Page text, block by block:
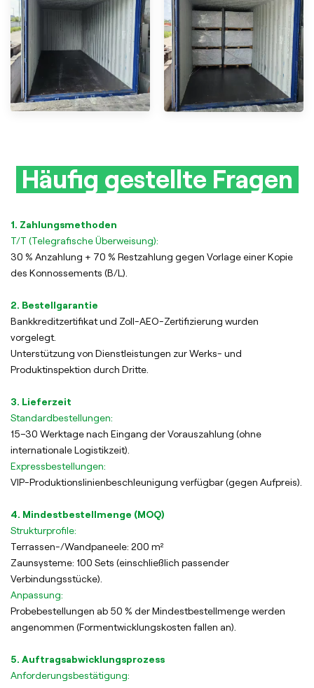
Häufig gestellte Fragen
1. Zahlungsmethoden
T/T (Telegrafische Überweisung):
30 % Anzahlung + 70 % Restzahlung gegen Vorlage einer Kopie
des Konnossements (B/L).
2. Bestellgarantie
Bankkreditzertifikat und Zoll-AEO-Zertifizierung wurden
vorgelegt.
Unterstützung von Dienstleistungen zur Werks- und
Produktinspektion durch Dritte.
3. Lieferzeit
Standardbestellungen:
15–30 Werktage nach Eingang der Vorauszahlung (ohne
internationale Logistikzeit).
Expressbestellungen:
VIP-Produktionslinienbeschleunigung verfügbar (gegen Aufpreis).
4. Mindestbestellmenge (MOQ)
Strukturprofile:
Terrassen-/Wandpaneele: 200 m²
Zaunsysteme: 100 Sets (einschließlich passender
Verbindungsstücke).
Anpassung:
Probebestellungen ab 50 % der Mindestbestellmenge werden
angenommen (Formentwicklungskosten fallen an).
5. Auftragsabwicklungsprozess
Anforderungsbestätigung: